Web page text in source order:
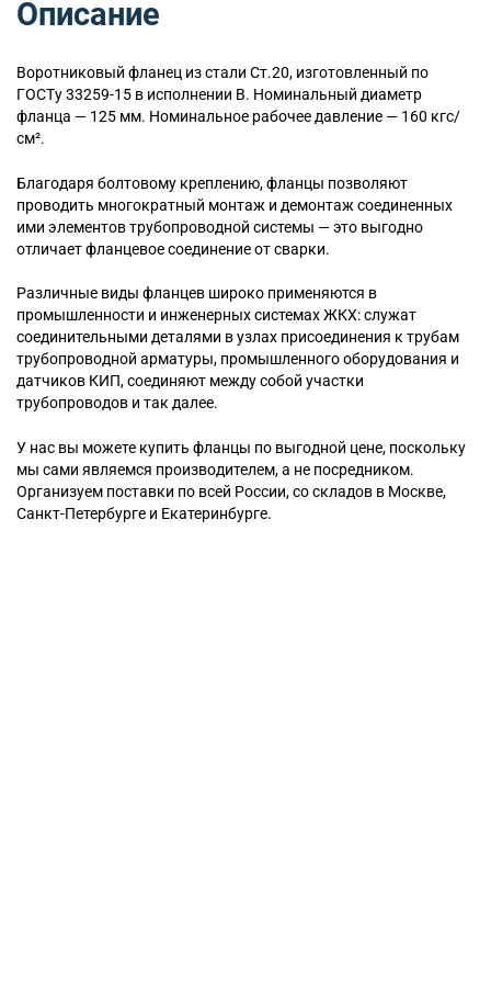
Описание
Воротниковый фланец из стали Ст.20, изготовленный по
ГОСТу 33259-15 в исполнении B. Номинальный диаметр
фланца — 125 мм. Номинальное рабочее давление — 160 кгс/
см².
Благодаря болтовому креплению, фланцы позволяют
проводить многократный монтаж и демонтаж соединенных
ими элементов трубопроводной системы — это выгодно
отличает фланцевое соединение от сварки.
Различные виды фланцев широко применяются в
промышленности и инженерных системах ЖКХ: служат
соединительными деталями в узлах присоединения к трубам
трубопроводной арматуры, промышленного оборудования и
датчиков КИП, соединяют между собой участки
трубопроводов и так далее.
У нас вы можете купить фланцы по выгодной цене, поскольку
мы сами являемся производителем, а не посредником.
Организуем поставки по всей России, со складов в Москве,
Санкт-Петербурге и Екатеринбурге.